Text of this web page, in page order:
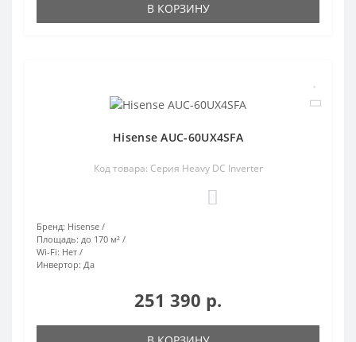
В КОРЗИНУ
Hisense AUC-60UX4SFA
Код товара: Серия Heavy DC Inverter
Бренд: Hisense
Площадь: до 170 м²
Wi-Fi: Нет
Инвертор: Да
251 390 р.